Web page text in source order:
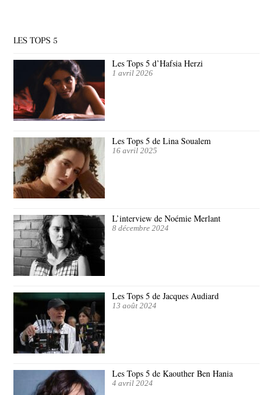
LES TOPS 5
Les Tops 5 d’Hafsia Herzi
1 avril 2026
Les Tops 5 de Lina Soualem
16 avril 2025
L’interview de Noémie Merlant
8 décembre 2024
Les Tops 5 de Jacques Audiard
13 août 2024
Les Tops 5 de Kaouther Ben Hania
4 avril 2024